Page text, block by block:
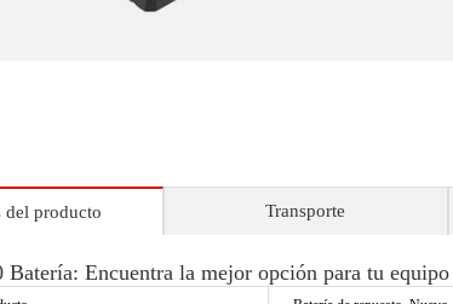
del producto Transporte
Encuentra la mejor opción para tu equipo